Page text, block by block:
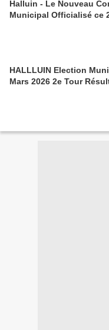
Halluin - Le Nouveau
Municipal Officialisé ce
HALLLUIN Election
Mars 2026 2e Tour